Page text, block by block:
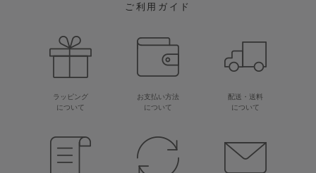
ご利用ガイド
ラッピング
について
お支払い方法
について
配送・送料
について